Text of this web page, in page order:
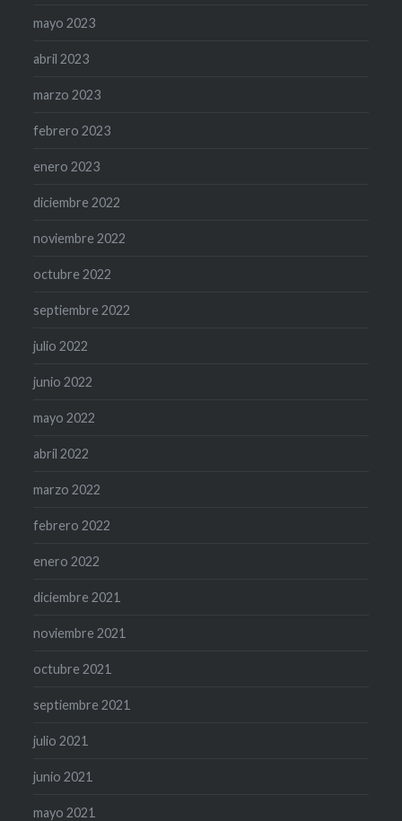
mayo 2023
abril 2023
marzo 2023
febrero 2023
enero 2023
diciembre 2022
noviembre 2022
octubre 2022
septiembre 2022
julio 2022
junio 2022
mayo 2022
abril 2022
marzo 2022
febrero 2022
enero 2022
diciembre 2021
noviembre 2021
octubre 2021
septiembre 2021
julio 2021
junio 2021
mayo 2021